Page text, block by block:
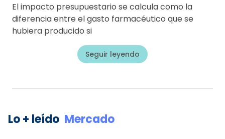
El impacto presupuestario se calcula como la
diferencia entre el gasto farmacéutico que se
hubiera producido si
Seguir leyendo
Lo + leído Mercado